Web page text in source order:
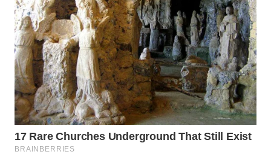
WN
SOLO
WN
BOROBUDUR
WN
MADURA
WN